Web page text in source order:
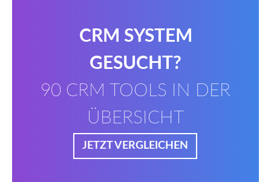
CRM SYSTEM
GESUCHT?
90 CRM TOOLS IN DER
ÜBERSICHT
JETZT VERGLEICHEN